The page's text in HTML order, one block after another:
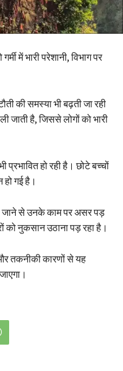
में भारी परेशानी, विभाग पर
की समस्या भी बढ़ती जा रही
जाती है, जिससे लोगों को भारी
प्रभावित हो रही है। छोटे बच्चों
गई है।
जाने से उनके काम पर असर पड़
को नुकसान उठाना पड़ रहा है।
तकनीकी कारणों से यह